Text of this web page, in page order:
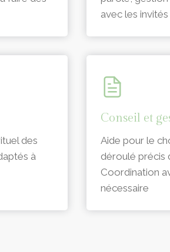
avec les invités
des
à
Conseil et
Aide pour le
déroulé précis
Coordination
nécessaire